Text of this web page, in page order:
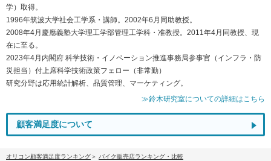
学）取得。
1996年筑波大学社会工学系・講師。2002年6月同助教授。
2008年4月慶應義塾大学理工学部管理工学科・准教授。2011年4月同教授、現
在に至る。
2023年4月内閣府 科学技術・イノベーション推進事務局参事官（インフラ・防
災担当）付上席科学技術政策フェロー（非常勤）
研究分野は応用統計解析、品質管理、マーケティング。
≫鈴木研究室についての詳細はこちら
顧客満足度について
オリコン顧客満足度ランキング
バイク販売店ランキング・比較